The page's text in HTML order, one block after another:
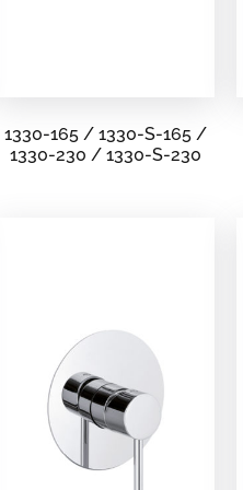
1330-165 / 1330-S-165 /
1330-230 / 1330-S-230